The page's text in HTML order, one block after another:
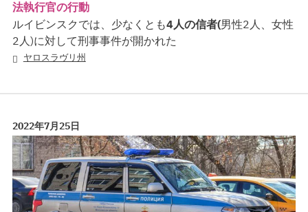
法執行官の行動
ルイビンスクでは、少なくとも4人の信者(男性2人、女性
2人)に対して刑事事件が開かれた
ヤロスラヴリ州
2022年7月25日